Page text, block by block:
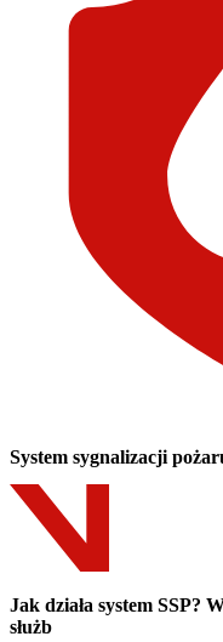
System sygnalizacji
Jak działa system SSP?
służb